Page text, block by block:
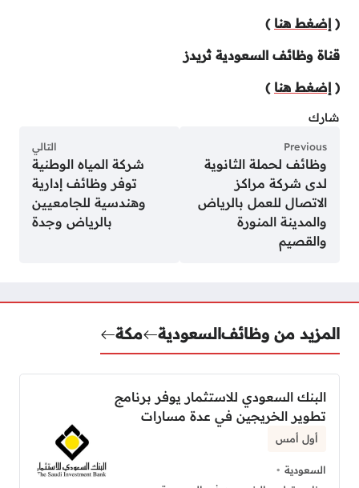
( إضغط هنا )
قناة وظائف السعودية ثريدز
( إضغط هنا )
شارك
Previous
وظائف لحملة الثانوية
لدى شركة مراكز
الاتصال للعمل بالرياض
والمدينة المنورة
والقصيم
التالي
شركة المياه الوطنية
توفر وظائف إدارية
وهندسية للجامعيين
بالرياض وجدة
المزيد من وظائفالسعودية مكة
البنك السعودي للاستثمار يوفر برنامج
تطوير الخريجين في عدة مسارات
أول أمس
السعودية